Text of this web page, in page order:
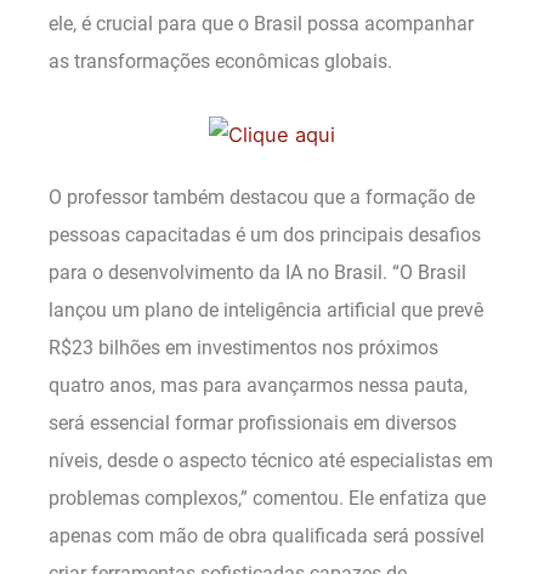
ele, é crucial para que o Brasil possa acompanhar
as transformações econômicas globais.
O professor também destacou que a formação de
pessoas capacitadas é um dos principais desafios
para o desenvolvimento da IA no Brasil. “O Brasil
lançou um plano de inteligência artificial que prevê
R$23 bilhões em investimentos nos próximos
quatro anos, mas para avançarmos nessa pauta,
será essencial formar profissionais em diversos
níveis, desde o aspecto técnico até especialistas em
problemas complexos,” comentou. Ele enfatiza que
apenas com mão de obra qualificada será possível